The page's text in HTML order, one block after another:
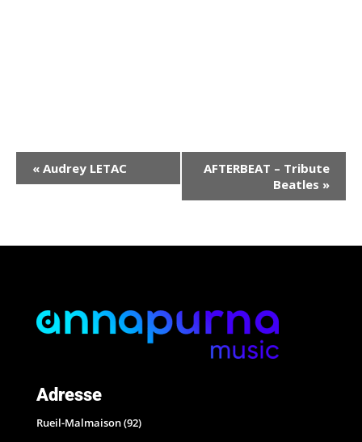
Navigation
Évènement
« Audrey LETAC
AFTERBEAT – Tribute
Beatles »
Adresse
Rueil-Malmaison (92)